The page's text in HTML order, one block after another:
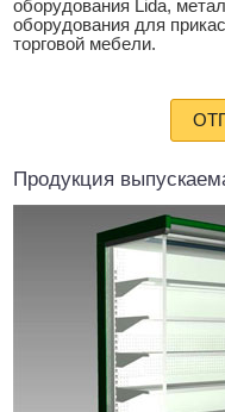
оборудования Lida,
оборудования для
торговой мебели.
Продукция